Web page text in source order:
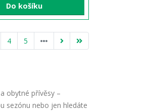
Do košíku
4 5
obytné přívěsy –
sezónu nebo jen hledáte